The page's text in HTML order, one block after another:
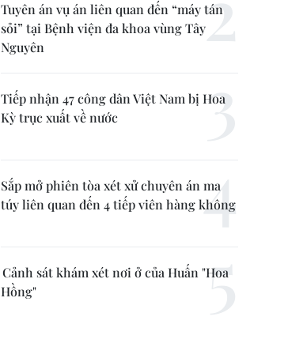
Tuyên án vụ án liên quan đến “máy tán
sỏi” tại Bệnh viện đa khoa vùng Tây
Nguyên
Tiếp nhận 47 công dân Việt Nam bị Hoa
Kỳ trục xuất về nước
Sắp mở phiên tòa xét xử chuyên án ma
túy liên quan đến 4 tiếp viên hàng không
Cảnh sát khám xét nơi ở của Huấn "Hoa
Hồng"